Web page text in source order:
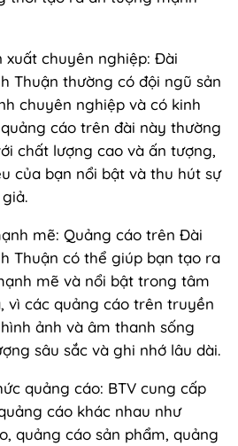
xuất chuyên nghiệp: Đài
Thuận thường có đội ngũ sản
chuyên nghiệp và có kinh
cáo trên đài này thường
chất lượng cao và ấn tượng,
của bạn nổi bật và thu hút sự
mẽ: Quảng cáo trên Đài
Thuận có thể giúp bạn tạo ra
mẽ và nổi bật trong tâm
vì các quảng cáo trên truyền
ảnh và âm thanh sống
sâu sắc và ghi nhớ lâu dài.
quảng cáo: BTV cung cấp
cáo khác nhau như
quảng cáo sản phẩm, quảng